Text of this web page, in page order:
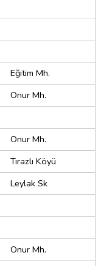
Eğitim Mh.
Onur Mh.
Onur Mh.
Tırazlı Köyü
Leylak Sk
Onur Mh.